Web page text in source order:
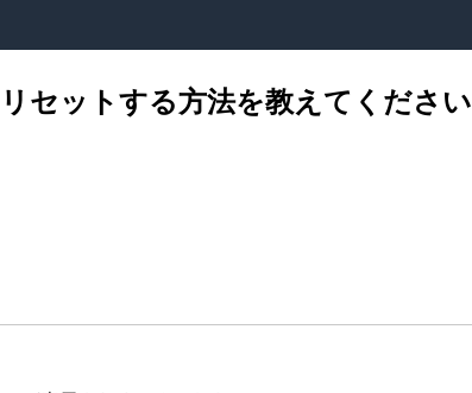
セットする方法を教えてください